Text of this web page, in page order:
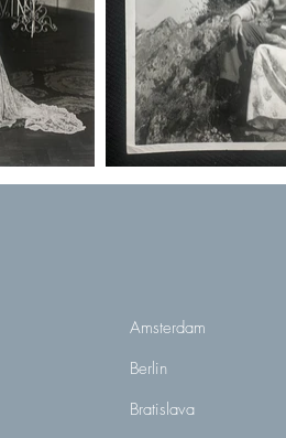
Amsterdam
Berlin
Bratislava